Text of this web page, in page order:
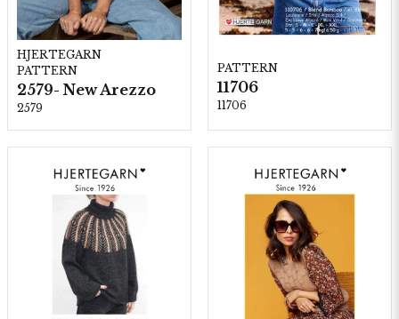
HJERTEGARN
PATTERN
2579- New Arezzo
2579
PATTERN
11706
11706